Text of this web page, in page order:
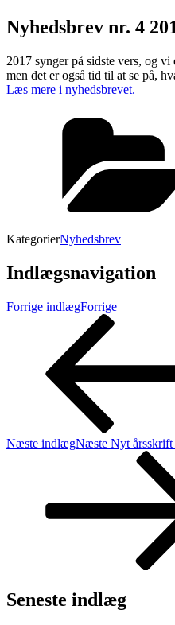
Nyhedsbrev nr. 4
2017 synger på sidste vers, og
men det er også tid til at se på,
Læs mere i nyhedsbrevet.
KategorierNyhedsbrev
Indlægsnavigation
Forrige indlægForrige
Næste indlægNæste Nyt
Seneste indlæg